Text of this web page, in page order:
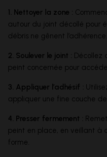
1. Nettoyer la zone :
autour du joint décollé pour
débris ne gênent l’adhérence.
2. Soulever le joint : Décollez
peint concernée pour
3. Appliquer l’adhésif :
appliquer une fine couche de
4. Presser fermement :
peint en place, en veillant à
forme.